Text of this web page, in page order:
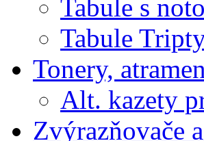
Tabule s
Tabule
Tonery,
Alt. kazety
Zvýrazňovače